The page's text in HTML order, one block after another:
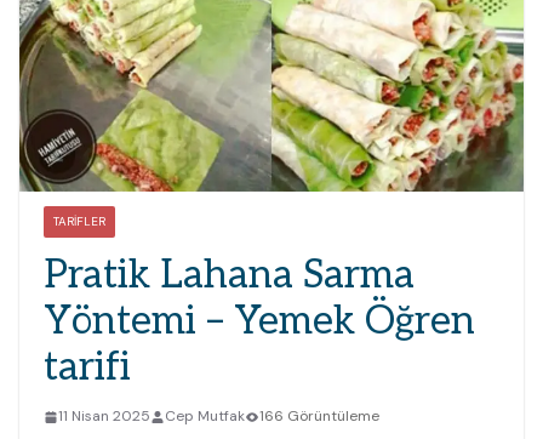
TARIFLER
Pratik Lahana Sarma
Yöntemi – Yemek Öğren
tarifi
11 Nisan 2025 Cep Mutfak 166 Görüntüleme